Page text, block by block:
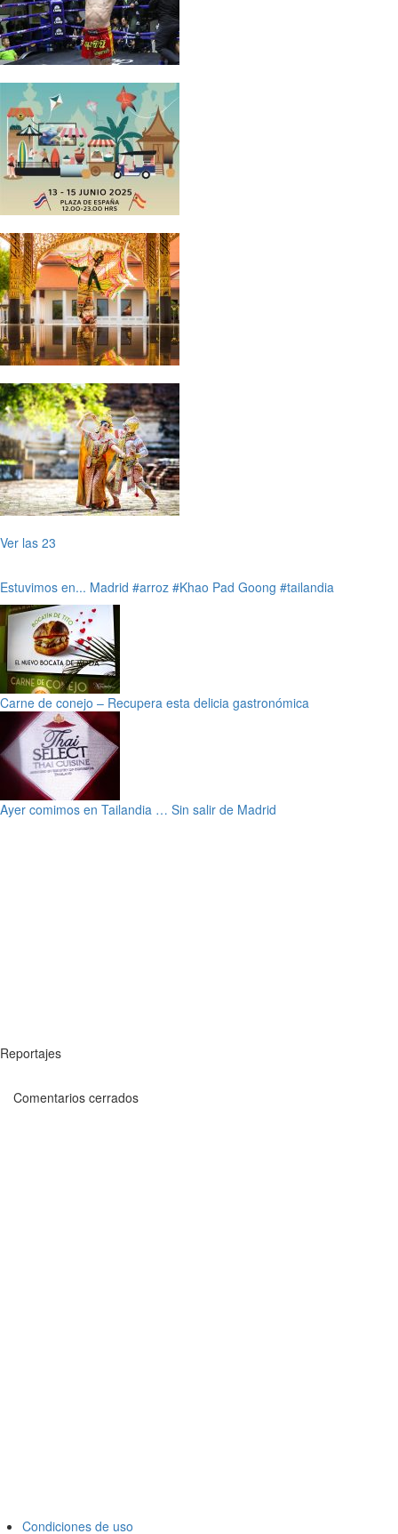
Ver las 23
Estuvimos en... Madrid #arroz #Khao Pad Goong #tailandia
Carne de conejo – Recupera esta delicia gastronómica
Ayer comimos en Tailandia … Sin salir de Madrid
Reportajes
Comentarios cerrados
Condiciones de uso